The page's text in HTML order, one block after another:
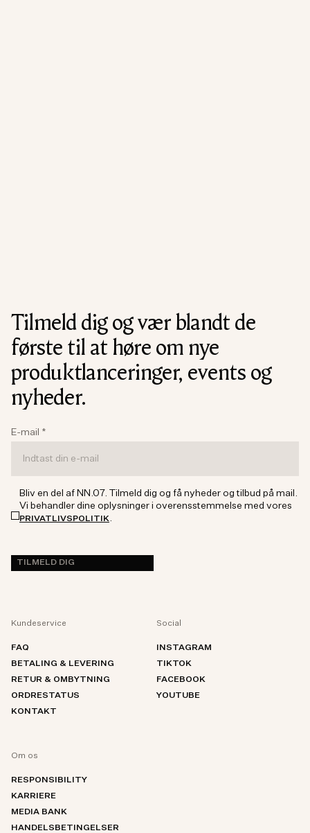
Tilmeld dig og vær blandt de
første til at høre om nye
produktlanceringer, events og
nyheder.
E-mail *
Bliv en del af NN.07. Tilmeld dig og få nyheder og tilbud på mail.
Vi behandler dine oplysninger i overensstemmelse med vores
PRIVATLIVSPOLITIK.
TILMELD DIG
Kundeservice
FAQ
BETALING & LEVERING
RETUR & OMBYTNING
ORDRESTATUS
KONTAKT
Social
INSTAGRAM
TIKTOK
FACEBOOK
YOUTUBE
Om os
RESPONSIBILITY
KARRIERE
MEDIA BANK
HANDELSBETINGELSER